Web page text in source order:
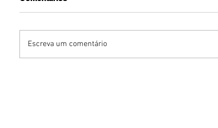
Escreva um comentário